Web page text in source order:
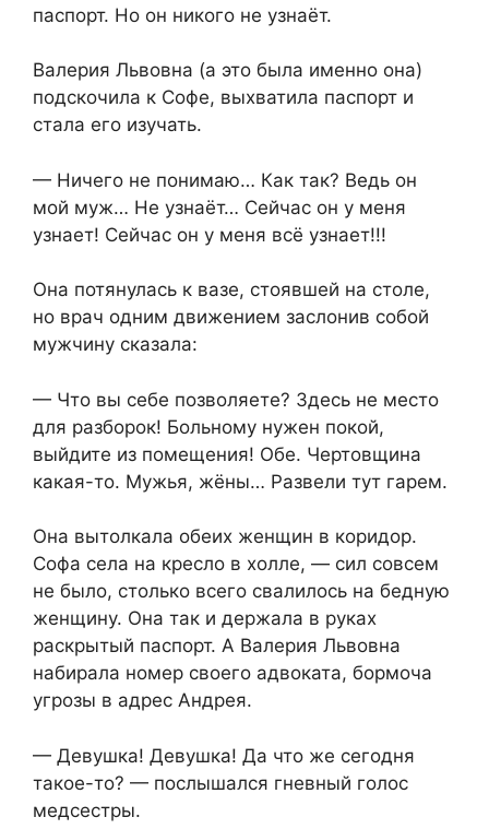
паспорт. Но он никого не узнаёт.​
​Валерия Львовна (а это была именно она)
подскочила к Софе, выхватила паспорт и
стала его изучать.​
​— Ничего не понимаю… Как так? Ведь он
мой муж… Не узнаёт… Сейчас он у меня
узнает! Сейчас он у меня всё узнает!!!​
​Она потянулась к вазе, стоявшей на столе,
но врач одним движением заслонив собой
мужчину сказала:​
​— Что вы себе позволяете? Здесь не место
для разборок! Больному нужен покой,
выйдите из помещения! Обе. Чертовщина
какая-то. Мужья, жёны… Развели тут гарем.​
​Она вытолкала обеих женщин в коридор.
Софа села на кресло в холле, — сил совсем
не было, столько всего свалилось на бедную
женщину. Она так и держала в руках
раскрытый паспорт. А Валерия Львовна
набирала номер своего адвоката, бормоча
угрозы в адрес Андрея.​
​— Девушка! Девушка! Да что же сегодня
такое-то? — послышался гневный голос
медсестры.​